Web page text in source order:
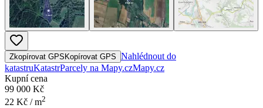
Zkopírovat GPS Kopírovat GPS Nahlédnout do
katastruKatastrParcely na Mapy.czMapy.cz
Kupní cena
99 000 Kč
22 Kč / m2